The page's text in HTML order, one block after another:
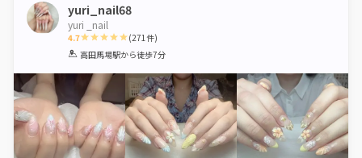
yuri_nail68
yuri _nail
4.7
1 2 3 4 5
(271件)
高田馬場駅から徒歩7分